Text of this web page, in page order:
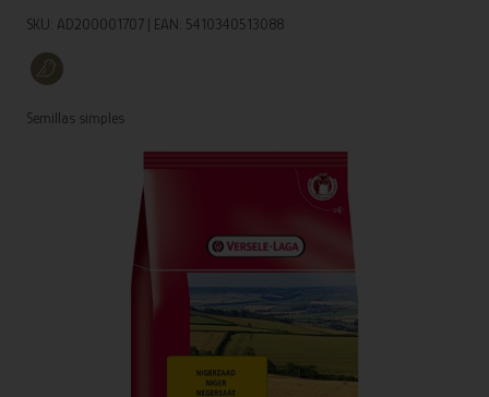
SKU: AD200001707 | EAN: 5410340513088
Semillas simples